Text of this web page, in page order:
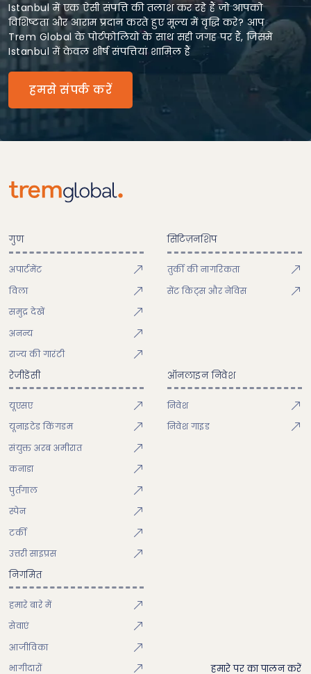
Istanbul में एक ऐसी संपत्ति की तलाश कर रहे हैं जो आपको
विशिष्टता और आराम प्रदान करते हुए मूल्य में वृद्धि करे? आप
Trem Global के पोर्टफोलियो के साथ सही जगह पर हैं, जिसमें
Istanbul में केवल शीर्ष संपत्तियां शामिल हैं
हमसे संपर्क करें
गुण
अपार्टमेंट
विला
समुद्र देखें
अनन्य
राज्य की गारंटी
सिटिज़नशिप
तुर्की की नागरिकता
सेंट किट्स और नेविस
रेजीडेंसी
यूएसए
यूनाइटेड किंगडम
संयुक्त अरब अमीरात
कनाडा
पुर्तगाल
स्पेन
टर्की
उत्तरी साइप्रस
ऑनलाइन निवेश
निवेश
निवेश गाइड
निगमित
हमारे बारे में
सेवाएं
आजीविका
भागीदारों
हमारे पर का पालन करें